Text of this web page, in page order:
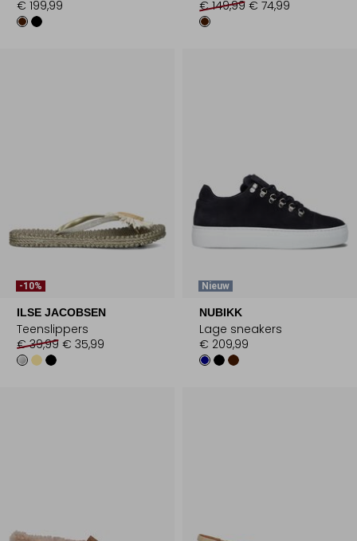
€ 199,99
€ 149,99 € 74,99
-10%
ILSE JACOBSEN
Teenslippers
€ 39,99 € 35,99
Nieuw
NUBIKK
Lage sneakers
€ 209,99